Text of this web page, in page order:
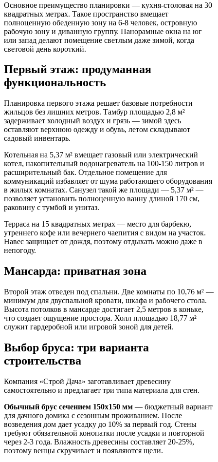
Основное преимущество планировки — кухня-столовая на 30
квадратных метрах. Такое пространство вмещает
полноценную обеденную зону на 6-8 человек, островную
рабочую зону и диванную группу. Панорамные окна на юг
или запад делают помещение светлым даже зимой, когда
световой день короткий.
Первый этаж: продуманная
функциональность
Планировка первого этажа решает базовые потребности
жильцов без лишних метров. Тамбур площадью 2,8 м²
задерживает холодный воздух и грязь — зимой здесь
оставляют верхнюю одежду и обувь, летом складывают
садовый инвентарь.
Котельная на 5,37 м² вмещает газовый или электрический
котел, накопительный водонагреватель на 100-150 литров и
расширительный бак. Отдельное помещение для
коммуникаций избавляет от шума работающего оборудования
в жилых комнатах. Санузел такой же площади — 5,37 м² —
позволяет установить полноценную ванну длиной 170 см,
раковину с тумбой и унитаз.
Терраса на 15 квадратных метрах — место для барбекю,
утреннего кофе или вечернего чаепития с видом на участок.
Навес защищает от дождя, поэтому отдыхать можно даже в
непогоду.
Мансарда: приватная зона
Второй этаж отведен под спальни. Две комнаты по 10,76 м² —
минимум для двуспальной кровати, шкафа и рабочего стола.
Высота потолков в мансарде достигает 2,5 метров в коньке,
что создает ощущение простора. Холл площадью 18,77 м²
служит гардеробной или игровой зоной для детей.
Выбор бруса: три варианта
строительства
Компания «Строй Дача» заготавливает древесину
самостоятельно и предлагает три типа материала для стен.
Обычный брус сечением 150х150 мм — бюджетный вариант
для дачного домика с сезонным проживанием. После
возведения дом дает усадку до 10% за первый год. Стены
требуют обязательной конопатки после усадки и повторной
через 2-3 года. Влажность древесины составляет 20-25%,
поэтому венцы скручивает и появляются щели.